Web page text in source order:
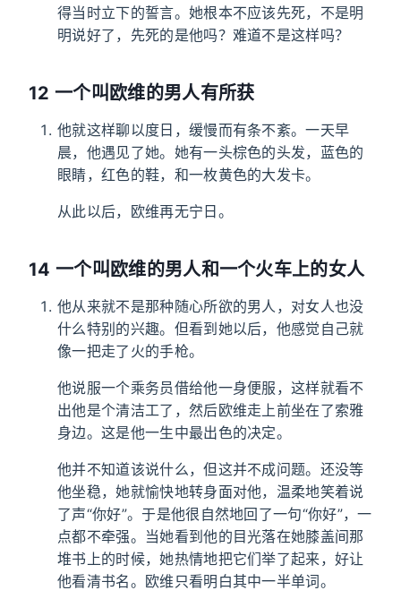
得当时立下的誓言。她根本不应该先死，不是明
明说好了，先死的是他吗？难道不是这样吗？
12 一个叫欧维的男人有所获
他就这样聊以度日，缓慢而有条不紊。一天早
晨，他遇见了她。她有一头棕色的头发，蓝色的
眼睛，红色的鞋，和一枚黄色的大发卡。
从此以后，欧维再无宁日。
14 一个叫欧维的男人和一个火车上的女人
他从来就不是那种随心所欲的男人，对女人也没
什么特别的兴趣。但看到她以后，他感觉自己就
像一把走了火的手枪。
他说服一个乘务员借给他一身便服，这样就看不
出他是个清洁工了，然后欧维走上前坐在了索雅
身边。这是他一生中最出色的决定。
他并不知道该说什么，但这并不成问题。还没等
他坐稳，她就愉快地转身面对他，温柔地笑着说
了声“你好”。于是他很自然地回了一句“你好”，一
点都不牵强。当她看到他的目光落在她膝盖间那
堆书上的时候，她热情地把它们举了起来，好让
他看清书名。欧维只看明白其中一半单词。